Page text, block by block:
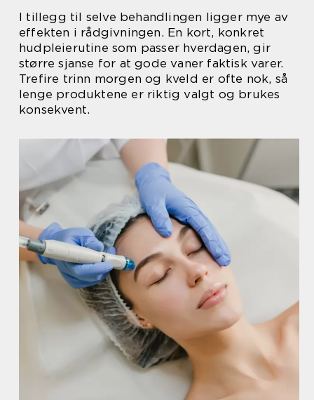
I tillegg til selve behandlingen ligger mye av
effekten i rådgivningen. En kort, konkret
hudpleierutine som passer hverdagen, gir
større sjanse for at gode vaner faktisk varer.
Trefire trinn morgen og kveld er ofte nok, så
lenge produktene er riktig valgt og brukes
konsekvent.